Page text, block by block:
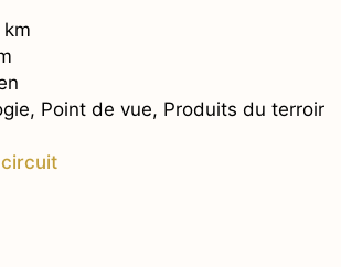
km
Point de vue, Produits du terroir